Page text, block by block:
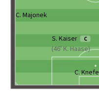
C. Majonek
S. Kaiser C
(46' K. Haase)
C.